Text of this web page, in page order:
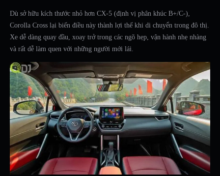
Dù sở hữu kích thước nhỏ hơn CX-5 (định vị phân khúc B+/C-),
Corolla Cross lại biến điều này thành lợi thế khi di chuyển trong đô thị.
Xe dễ dàng quay đầu, xoay trở trong các ngõ hẹp, vận hành nhẹ nhàng
và rất dễ làm quen với những người mới lái.